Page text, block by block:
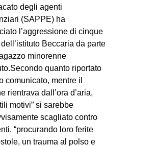
ESTREMO ORIENTE
EUROPA
MEDIO ORIENTE
MONDO
EVENTI
in
Fb
degli agenti
(SAPPE) ha
l’aggressione di cinque
Beccaria da parte
minorenne
quanto riportato
comunicato, mentre il
rientrava dall’ora d’aria,
motivi” si sarebbe
scagliato contro
“procurando loro ferite
un trauma al polso e